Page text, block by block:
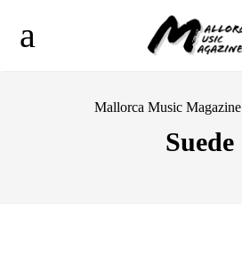
Mallorca Music Magazine
Suede